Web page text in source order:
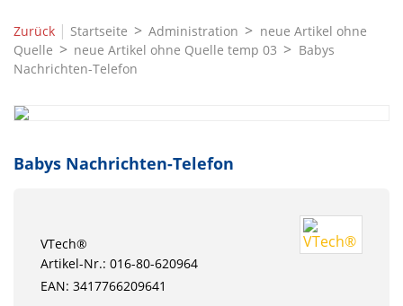
Zurück | Startseite Administration
neue Artikel ohne
Quelle
neue Artikel ohne Quelle temp 03
Babys
Nachrichten-Telefon
Babys Nachrichten-Telefon
VTech®
Artikel-Nr.: 016-80-620964
EAN: 3417766209641